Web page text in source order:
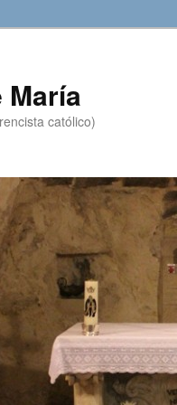
María
católico)